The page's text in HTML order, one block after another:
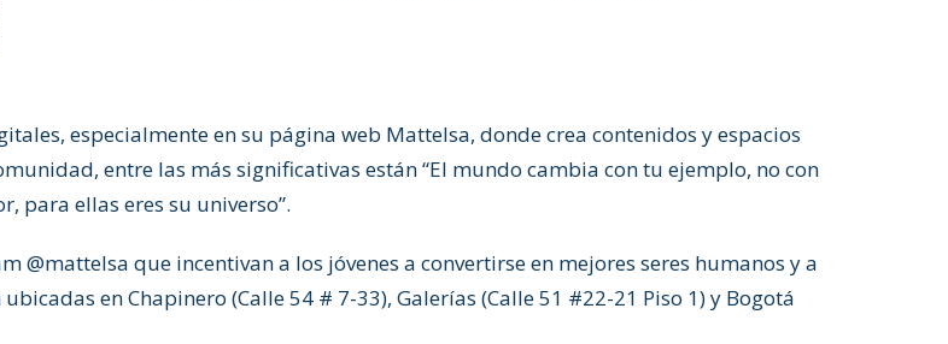
especialmente en su página web Mattelsa, donde crea contenidos y espacios
entre las más significativas están “El mundo cambia con tu ejemplo, no con
para ellas eres su universo”.
@mattelsa que incentivan a los jóvenes a convertirse en mejores seres humanos y a
en Chapinero (Calle 54 # 7-33), Galerías (Calle 51 #22-21 Piso 1) y Bogotá